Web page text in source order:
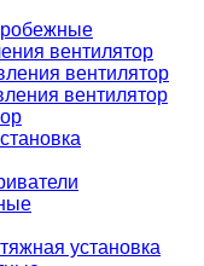
вентилятор
вентилятор
вентилятор
установка